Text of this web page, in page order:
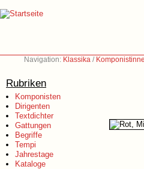
Navigation: Klassika /
Rubriken
Komponisten
Dirigenten
Textdichter
Gattungen
Begriffe
Tempi
Jahrestage
Kataloge